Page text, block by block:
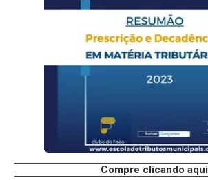
Compre clicando aqui